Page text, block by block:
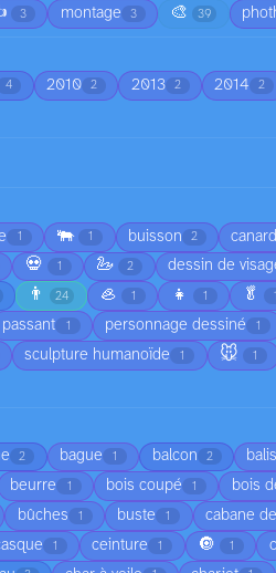
3 montage 3 🎨 39
4 2010 2 2013 2 2014 2
1 🐃 1 buisson 2
💀 1 🦢 2 dessin de
👨 24 🦪 1 👧 1 🥬 1
passant 1 personnage dessiné 1
sculpture humanoïde 1 🐭 1
2 bague 1 balcon 2
beurre 1 bois coupé 1 bois
bûches 1 buste 1 cabane
1 ceinture 1 🔘 1